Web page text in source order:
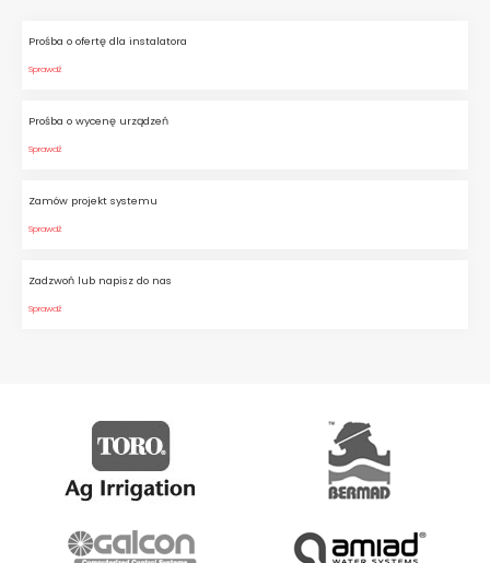
Prośba o ofertę dla instalatora
Sprawdź
Prośba o wycenę urządzeń
Sprawdź
Zamów projekt systemu
Sprawdź
Zadzwoń lub napisz do nas
Sprawdź